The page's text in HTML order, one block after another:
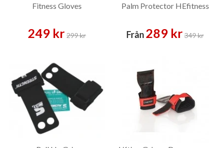
Fitness Gloves
249 kr 299 kr
Palm Protector HEfitness
Från 289 kr349 kr